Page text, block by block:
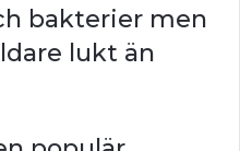
bakterier men
lukt än